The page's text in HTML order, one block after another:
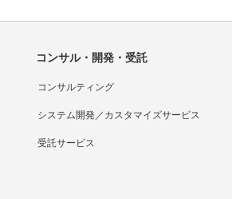
コンサル・開発・受託
コンサルティング
システム開発／カスタマイズサービス
受託サービス